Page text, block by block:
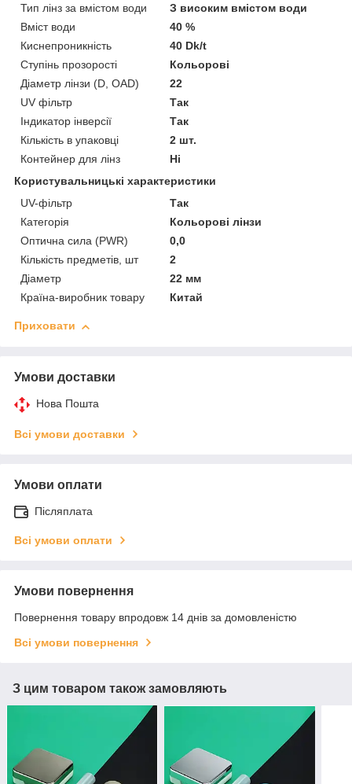
Тип лінз за вмістом води
З високим вмістом води
Вміст води
40 %
Киснепроникність
40 Dk/t
Ступінь прозорості
Кольорові
Діаметр лінзи (D, OAD)
22
UV фільтр
Так
Індикатор інверсії
Так
Кількість в упаковці
2 шт.
Контейнер для лінз
Ні
Користувальницькі характеристики
UV-фільтр
Так
Категорія
Кольорові лінзи
Оптична сила (PWR)
0,0
Кількість предметів, шт
2
Діаметр
22 мм
Країна-виробник товару
Китай
Приховати
Умови доставки
Нова Пошта
Всі умови доставки
Умови оплати
Післяплата
Всі умови оплати
Умови повернення
Повернення товару впродовж 14 днів за домовленістю
Всі умови повернення
З цим товаром також замовляють